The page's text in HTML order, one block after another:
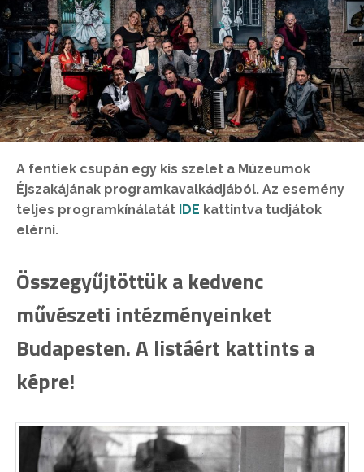
A fentiek csupán egy kis szelet a Múzeumok
Éjszakájának programkavalkádjából. Az esemény
teljes programkínálatát IDE kattintva tudjátok
elérni.
Összegyűjtöttük a kedvenc
művészeti intézményeinket
Budapesten. A listáért kattints a
képre!